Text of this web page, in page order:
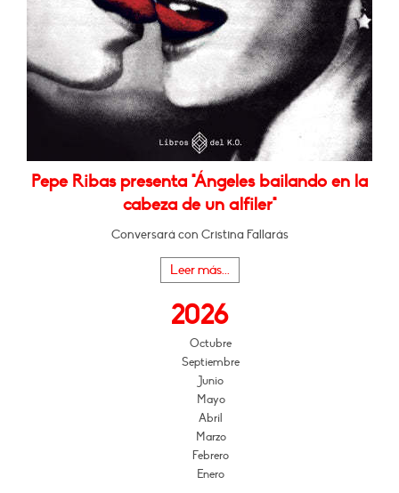
Pepe Ribas presenta "Ángeles bailando en la
cabeza de un alfiler"
Conversará con Cristina Fallarás
Leer más...
2026
Octubre
Septiembre
Junio
Mayo
Abril
Marzo
Febrero
Enero